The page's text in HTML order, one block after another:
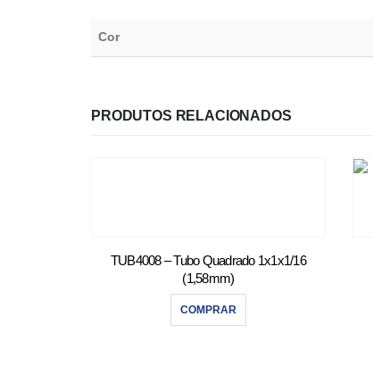
Cor
PRODUTOS RELACIONADOS
TUB4008 – Tubo Quadrado 1x1x1/16
(1,58mm)
COMPRAR